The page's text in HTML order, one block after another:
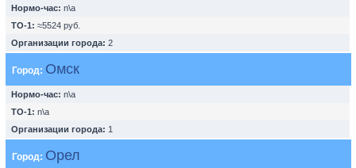
Нормо-час: n\a
ТО-1: ≈5524 руб.
Организации города: 2
Город: Омск
Нормо-час: n\a
ТО-1: n\a
Организации города: 1
Город: Орел